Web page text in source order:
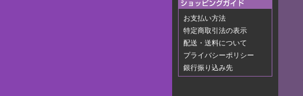
お支払い方法
特定商取引法の表示
配送・送料について
プライバシーポリシー
銀行振り込み先